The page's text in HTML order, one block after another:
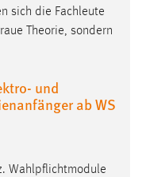
sich die Fachleute
Theorie, sondern
und
ab WS
Wahlpflichtmodule